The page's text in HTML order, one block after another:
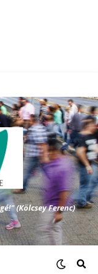
(Kölcsey Ferenc)